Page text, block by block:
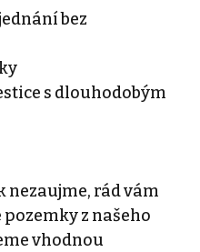
bez
s dlouhodobým
nezaujme, rád vám
z našeho
vhodnou